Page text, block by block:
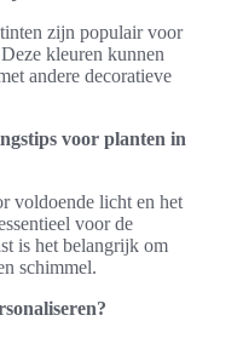
zijn populair voor
kleuren kunnen
andere decoratieve
voor planten in
voldoende licht en het
voor de
is het belangrijk om
schimmel.